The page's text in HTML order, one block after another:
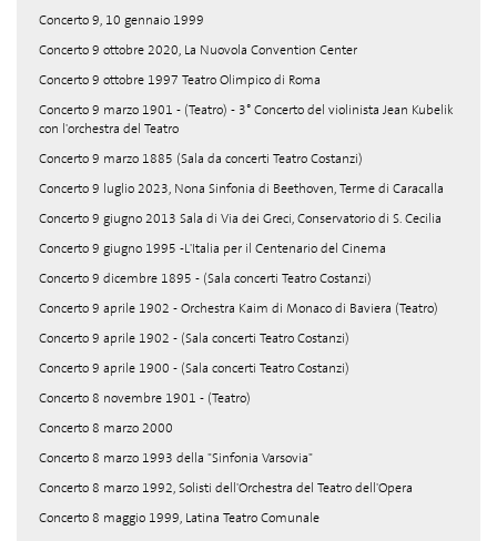
Concerto 9, 10 gennaio 1999
Concerto 9 ottobre 2020, La Nuovola Convention Center
Concerto 9 ottobre 1997 Teatro Olimpico di Roma
Concerto 9 marzo 1901 - (Teatro) - 3° Concerto del violinista Jean Kubelik
con l'orchestra del Teatro
Concerto 9 marzo 1885 (Sala da concerti Teatro Costanzi)
Concerto 9 luglio 2023, Nona Sinfonia di Beethoven, Terme di Caracalla
Concerto 9 giugno 2013 Sala di Via dei Greci, Conservatorio di S. Cecilia
Concerto 9 giugno 1995 -L'Italia per il Centenario del Cinema
Concerto 9 dicembre 1895 - (Sala concerti Teatro Costanzi)
Concerto 9 aprile 1902 - Orchestra Kaim di Monaco di Baviera (Teatro)
Concerto 9 aprile 1902 - (Sala concerti Teatro Costanzi)
Concerto 9 aprile 1900 - (Sala concerti Teatro Costanzi)
Concerto 8 novembre 1901 - (Teatro)
Concerto 8 marzo 2000
Concerto 8 marzo 1993 della "Sinfonia Varsovia"
Concerto 8 marzo 1992, Solisti dell'Orchestra del Teatro dell'Opera
Concerto 8 maggio 1999, Latina Teatro Comunale